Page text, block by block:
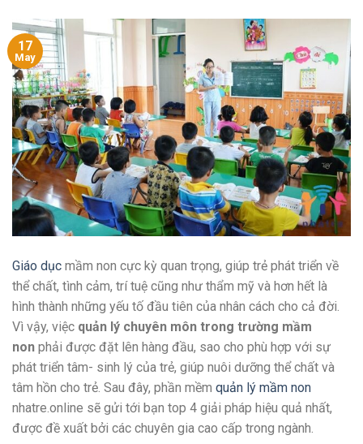
17
May
Giáo dục mầm non cực kỳ quan trọng, giúp trẻ phát triển về
thể chất, tình cảm, trí tuệ cũng như thẩm mỹ và hơn hết là
hình thành những yếu tố đầu tiên của nhân cách cho cả đời.
Vì vậy, việc quản lý chuyên môn trong trường mầm
non phải được đặt lên hàng đầu, sao cho phù hợp với sự
phát triển tâm- sinh lý của trẻ, giúp nuôi dưỡng thể chất và
tâm hồn cho trẻ. Sau đây, phần mềm quản lý mầm non
nhatre.online sẽ gửi tới bạn top 4 giải pháp hiệu quả nhất,
được đề xuất bởi các chuyên gia cao cấp trong ngành.